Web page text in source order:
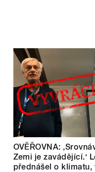
OVĚŘOVNA:
Zemi je zavádějící.‘
přednášel o klimatu,